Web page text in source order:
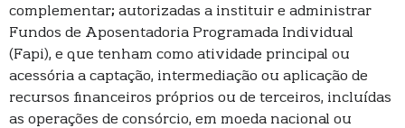
complementar; autorizadas a instituir e administrar
Fundos de Aposentadoria Programada Individual
(Fapi), e que tenham como atividade principal ou
acessória a captação, intermediação ou aplicação de
recursos financeiros próprios ou de terceiros, incluídas
as operações de consórcio, em moeda nacional ou